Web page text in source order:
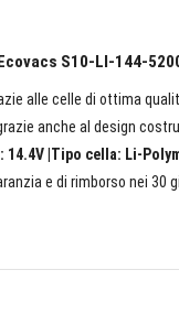
S10-LI-144-
alle celle di ottima
anche al design
14.4V |Tipo cella: Li-
e di rimborso nei 30